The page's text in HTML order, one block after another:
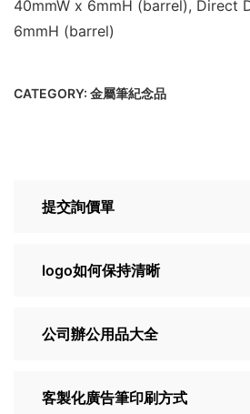
40mmW x 6mmH (barrel), Direct
6mmH (barrel)
CATEGORY: 金屬筆紀念品
提交詢價單
logo如何保持清晰
公司辦公用品大全
客製化廣告筆印刷方式